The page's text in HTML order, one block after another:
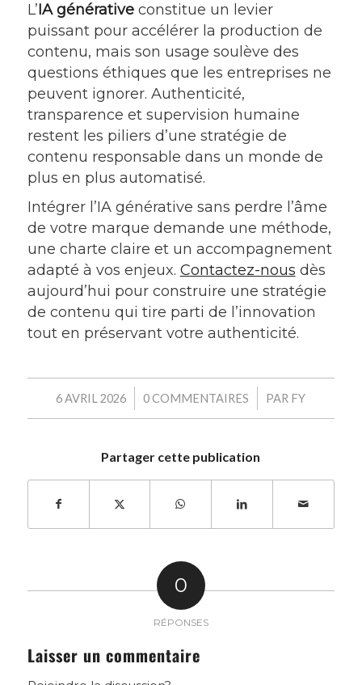
L’IA générativeconstitue un levier
puissant pour accélérer la production de
contenu, mais son usage soulève des
questions éthiques que les entreprises ne
peuvent ignorer. Authenticité,
transparence et supervision humaine
restent les piliers d’une stratégie de
contenu responsable dans un monde de
plus en plus automatisé.
Intégrer l’IA générative sans perdre l’âme
de votre marque demande une méthode,
une charte claire et un accompagnement
adapté à vos enjeux. Contactez-nous dès
aujourd’hui pour construire une stratégie
de contenu qui tire parti de l’innovation
tout en préservant votre authenticité.
6 AVRIL 2026
/ 0 COMMENTAIRES
/ PAR FY
Partager cette publication
0
RÉPONSES
Laisser un commentaire